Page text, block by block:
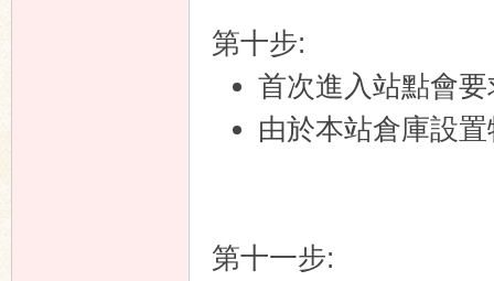
第十步:
首次進入站點會
由於本站倉庫設
第十一步: